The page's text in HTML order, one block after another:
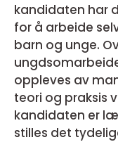
kandidaten har
for å arbeide
barn og unge.
oppleves av
teori og praksis
kandidaten er
stilles det